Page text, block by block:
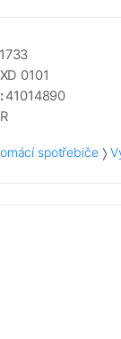
0101
41014890
spotřebiče